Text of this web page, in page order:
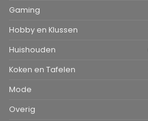
Gaming
Hobby en Klussen
Huishouden
Koken en Tafelen
Mode
Overig